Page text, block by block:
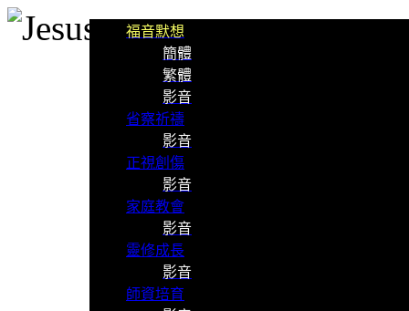
福音默想
簡體
繁體
影音
省察祈禱
影音
正視創傷
影音
家庭教會
影音
靈修成長
影音
師資培育